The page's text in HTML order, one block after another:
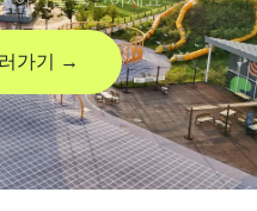
가기 →